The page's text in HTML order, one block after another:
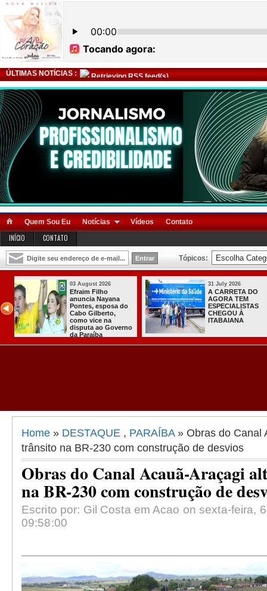
ÚLTIMAS NOTÍCIAS : Retrieving RSS feed(s)
Quem Sou Eu Notícias Vídeos Contato
INÍCIO CONTATO
Tópicos:
31 July 2026
Sistema do TSE
registra primeiras
candidaturas na
Paraíba
31 July 2026
Com João,
Nabor,
do PT
apoio à
governo na
Home » DESTAQUE , PARAÍBA» Obras do Canal
trânsito na BR-230 com construção de desvios
Obras do Canal Acauã-Araçagi
na BR-230 com construção de
Escrito por: Gil Costa em Acao on sexta-feira,
09:58:00